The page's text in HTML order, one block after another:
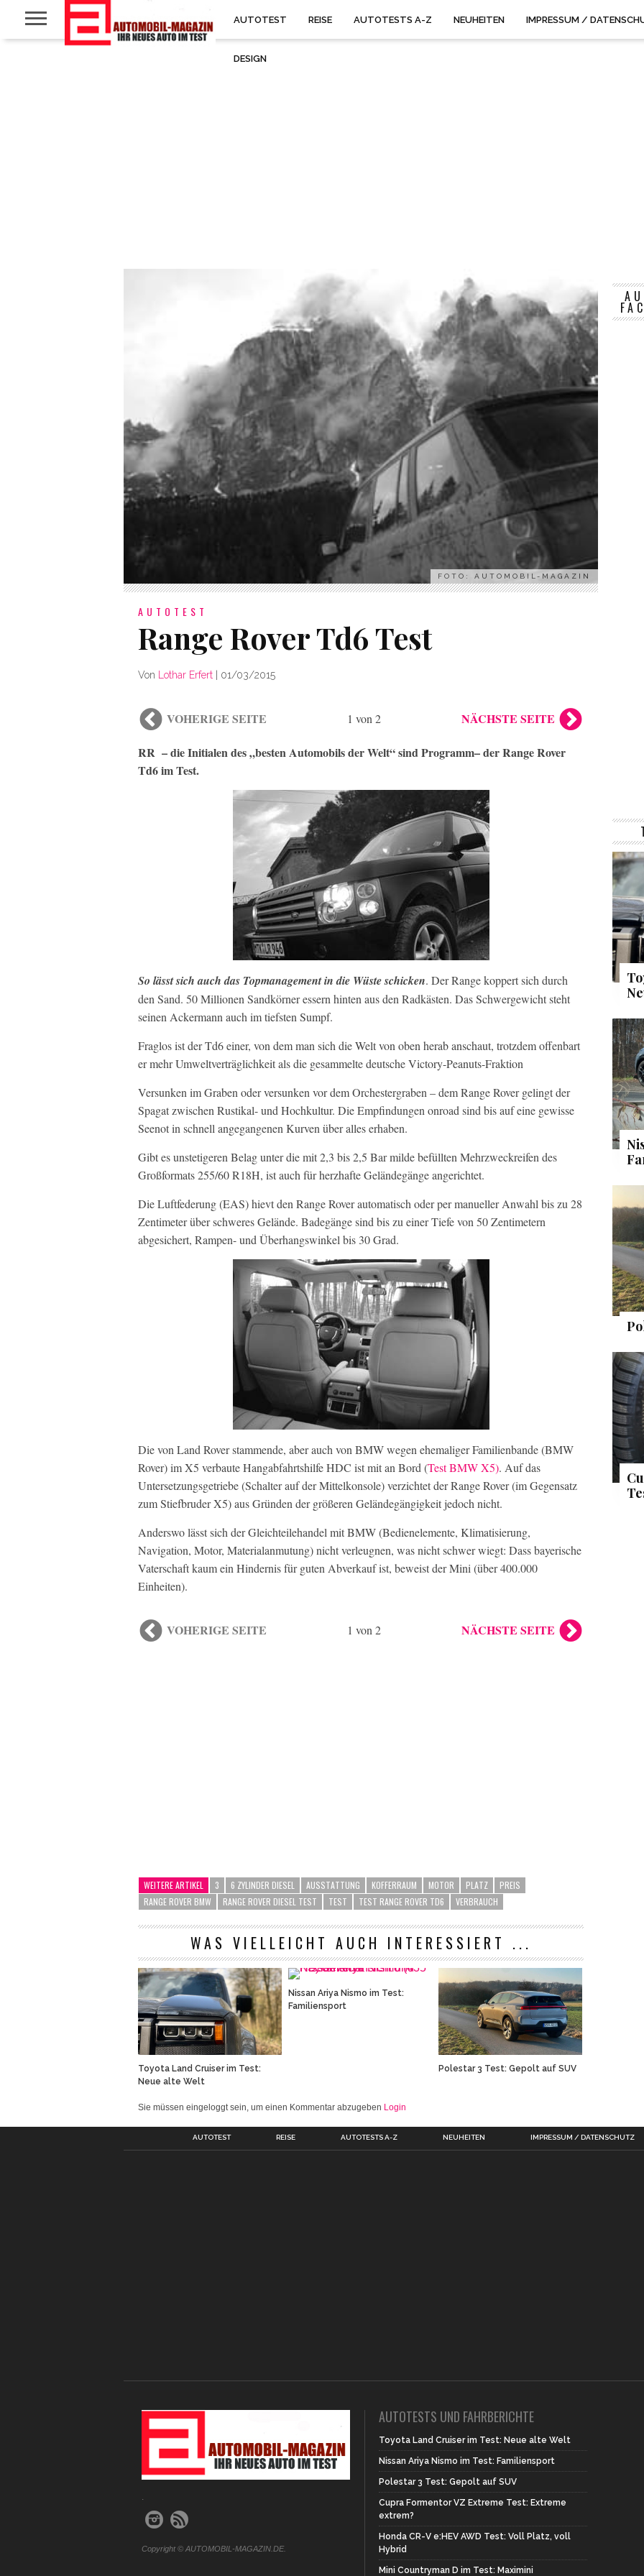
AUTOTEST REISE AUTOTESTS A-Z NEUHEITEN IMPRESSUM /
DESIGN
FOTO: AUTOMOBIL-MAGAZIN
AUTOTEST
Range Rover Td6 Test
Von Lothar Erfert 01/03/2015
VOHERIGE SEITE 1 von 2 NÄCHSTE SEITE
RR – die Initialen des „besten Automobils der Welt“ sind Programm– der Range Rover
Td6 im Test.
So lässt sich auch das Topmanagement in die Wüste schicken. Der Range koppert sich durch
den Sand. 50 Millionen Sandkörner essern hinten aus den Radkästen. Das Schwergewicht steht
seinen Ackermann auch im tiefsten Sumpf.
Fraglos ist der Td6 einer, von dem man sich die Welt von oben herab anschaut, trotzdem offenbart
er mehr Umweltverträglichkeit als die gesammelte deutsche Victory-Peanuts-Fraktion
Versunken im Graben oder versunken vor dem Orchestergraben – dem Range Rover gelingt der
Spagat zwischen Rustikal- und Hochkultur. Die Empfindungen onroad sind bis auf eine gewisse
Seenot in schnell angegangenen Kurven über alles erhaben.
Gibt es unstetigeren Belag unter die mit 2,3 bis 2,5 Bar milde befüllten Mehrzweckreifen des
Großformats 255/60 R18H, ist auch für herzhafte Geländegänge angerichtet.
Die Luftfederung (EAS) hievt den Range Rover automatisch oder per manueller Anwahl bis zu 28
Zentimeter über schweres Gelände. Badegänge sind bis zu einer Tiefe von 50 Zentimetern
abgesichert, Rampen- und Überhangswinkel bis 30 Grad.
Die von Land Rover stammende, aber auch von BMW wegen ehemaliger Familienbande (BMW
Rover) im X5 verbaute Hangabfahrtshilfe HDC ist mit an Bord (Test BMW X5). Auf das
Untersetzungsgetriebe (Schalter auf der Mittelkonsole) verzichtet der Range Rover (im Gegensatz
zum Stiefbruder X5) aus Gründen der größeren Geländegängigkeit jedoch nicht.
Anderswo lässt sich der Gleichteilehandel mit BMW (Bedienelemente, Klimatisierung,
Navigation, Motor, Materialanmutung) nicht verleugnen, was nicht schwer wiegt: Dass bayerische
Vaterschaft kaum ein Hindernis für guten Abverkauf ist, beweist der Mini (über 400.000
Einheiten).
VOHERIGE SEITE 1 von 2 NÄCHSTE SEITE
WEITERE ARTIKEL 3 6 ZYLINDER DIESEL AUSSTATTUNG KOFFERRAUM MOTOR PLATZ
PREIS
RANGE ROVER BMW
RANGE ROVER DIESEL TEST TEST TEST RANGE ROVER TD6 VERBRAUCH
WAS VIELLEICHT AUCH INTERESSIERT ...
Toyota Land Cruiser im Test:
Neue alte Welt
Nissan Ariya Nismo im Test:
Familiensport
Polestar 3 Test: Gepolt auf SUV
Sie müssen eingeloggt sein, um einen Kommentar abzugeben Login
AUTOTEST REISE AUTOTESTS A-Z NEUHEITEN IMPRESSUM / DATENSCHUTZ
Copyright © AUTOMOBIL-MAGAZIN.DE.
AUTOTESTS UND FAHRBERICHTE
Toyota Land Cruiser im Test: Neue alte Welt
Nissan Ariya Nismo im Test: Familiensport
Polestar 3 Test: Gepolt auf SUV
Cupra Formentor VZ Extreme Test: Extreme
extrem?
Honda CR-V e:HEV AWD Test: Voll Platz, voll
Hybrid
Mini Countryman D im Test: Maximini